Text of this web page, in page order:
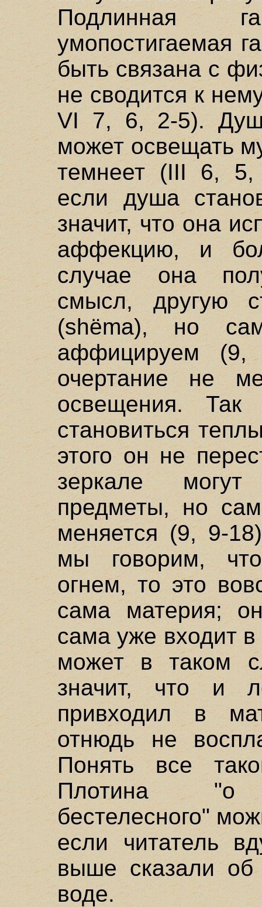
Подлинная
умопостигаемая
быть связана с
не сводится к
VI 7, 6, 2-5).
может освещать
темнеет (III 6,
если душа
значит, что она
аффекцию, и
случае она
смысл, другую
(shёma), но
аффицируем
очертание не
освещения.
становиться
этого он не
зеркале
предметы, но
меняется (9, 9-
мы говорим,
огнем, то это
сама материя;
сама уже входит в
может в таком
значит, что и
привходил в
отнюдь не
Понять все
Плотина "о
бестелесного"
если читатель
выше сказали
воде.